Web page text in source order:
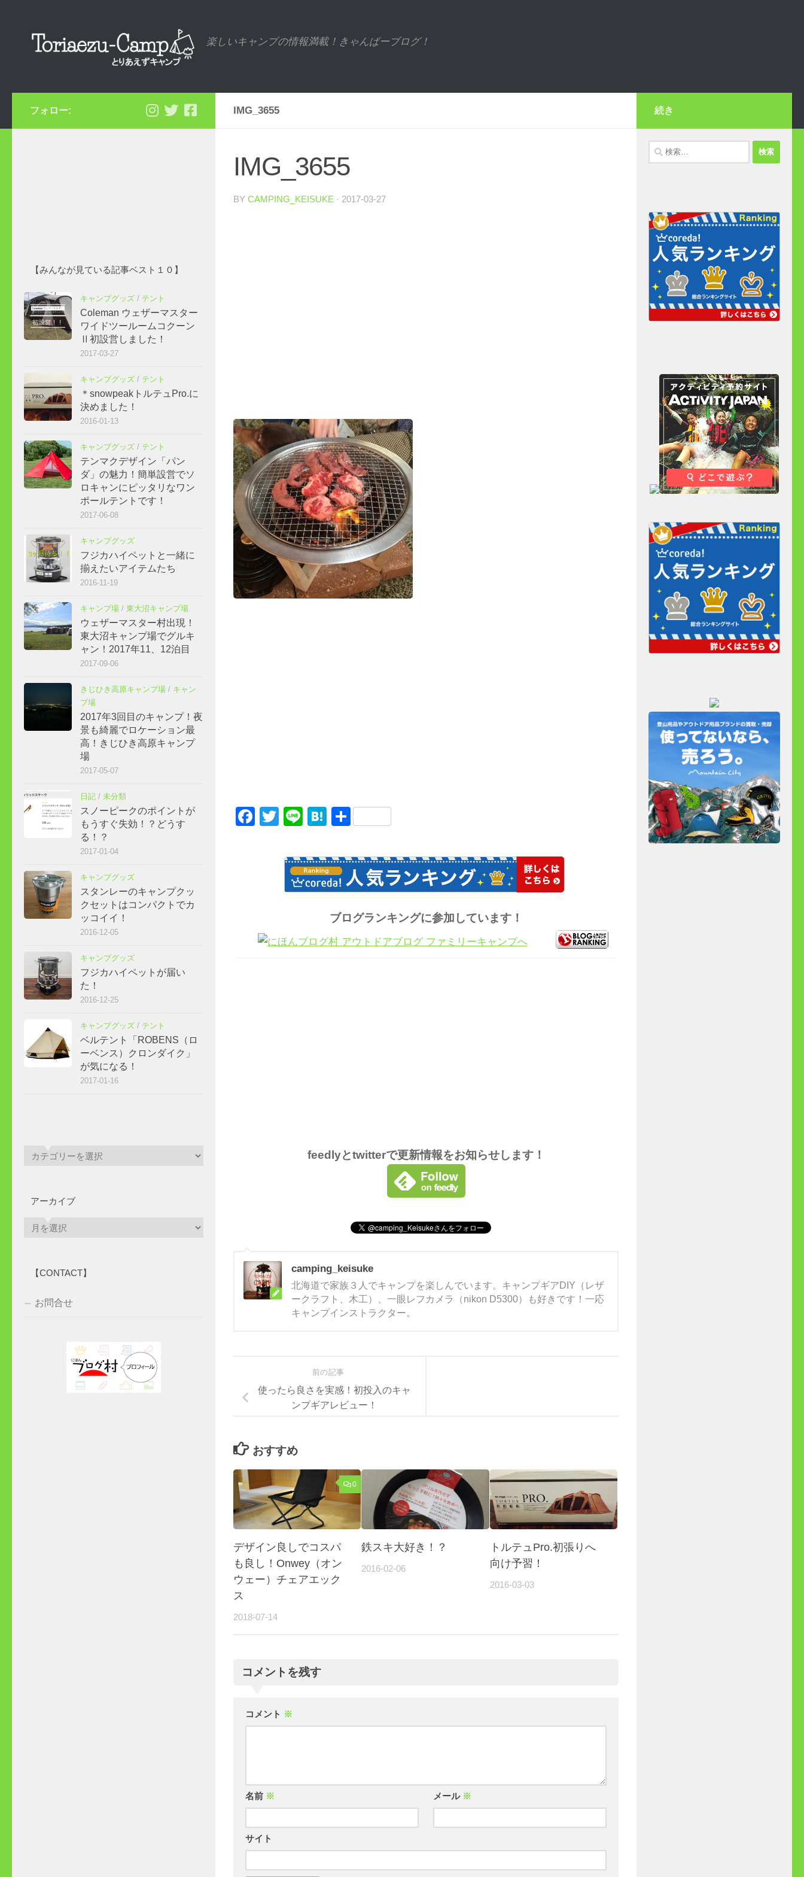
楽しいキャンプの情報満載！きゃんぱーブログ！
IMG_3655
IMG_3655
BY CAMPING_KEISUKE · 2017-03-27
Facebook
TwitterLineHatena
共
ブログランキングに参加しています！
feedlyとtwitterで更新情報をお知らせします！
camping_keisuke
北海道で家族３人でキャンプを楽しんでいます。キャンプギアDIY（レザ
ークラフト、木工）、一眼レフカメラ（nikon D5300）も好きです！一応
キャンプインストラクター。
前の記事
使ったら良さを実感！初投入のキャ
ンプギアレビュー！
おすすめ
0
デザイン良しでコスパ
も良し！Onwey（オン
ウェー）チェアエック
ス
2018-07-14
鉄スキ大好き！？
2016-02-06
トルテュPro.初張りへ
向け予習！
2016-03-03
コメントを残す
コメント ※
名前 ※ メール ※
サイト
フォロー:
【みんなが見ている記事ベスト１０】
キャンプグッズ / テント
Coleman ウェザーマスター
ワイドツールームコクーン
Ⅱ初設営しました！
2017-03-27
キャンプグッズ / テント
＊snowpeakトルテュPro.に
決めました！
2016-01-13
キャンプグッズ / テント
テンマクデザイン「パン
ダ」の魅力！簡単設営でソ
ロキャンにピッタリなワン
ポールテントです！
2017-06-08
キャンプグッズ
フジカハイペットと一緒に
揃えたいアイテムたち
2016-11-19
キャンプ場 / 東大沼キャンプ場
ウェザーマスター村出現！
東大沼キャンプ場でグルキ
ャン！2017年11、12泊目
2017-09-06
きじひき高原キャンプ場 / キャン
プ場
2017年3回目のキャンプ！夜
景も綺麗でロケーション最
高！きじひき高原キャンプ
場
2017-05-07
日記 / 未分類
スノーピークのポイントが
もうすぐ失効！？どうす
る！？
2017-01-04
キャンプグッズ
スタンレーのキャンプクッ
クセットはコンパクトでカ
ッコイイ！
2016-12-05
キャンプグッズ
フジカハイペットが届い
た！
2016-12-25
キャンプグッズ / テント
ベルテント「ROBENS（ロ
ーベンス）クロンダイク」
が気になる！
2017-01-16
アーカイブ
【CONTACT】
お問合せ
続き
検
索: